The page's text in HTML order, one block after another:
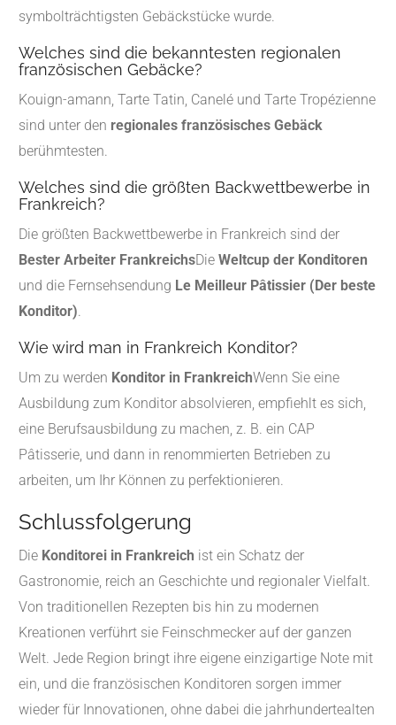
symbolträchtigsten Gebäckstücke wurde.
Welches sind die bekanntesten regionalen
französischen Gebäcke?
Kouign-amann, Tarte Tatin, Canelé und Tarte Tropézienne
sind unter den regionales französisches Gebäck
berühmtesten.
Welches sind die größten Backwettbewerbe in
Frankreich?
Die größten Backwettbewerbe in Frankreich sind der
Bester Arbeiter FrankreichsDie Weltcup der Konditoren
und die Fernsehsendung Le Meilleur Pâtissier (Der beste
Konditor)
Wie wird man in Frankreich Konditor?
Um zu werden Konditor in FrankreichWenn Sie eine
Ausbildung zum Konditor absolvieren, empfiehlt es sich,
eine Berufsausbildung zu machen, z. B. ein CAP
Pâtisserie, und dann in renommierten Betrieben zu
arbeiten, um Ihr Können zu perfektionieren.
Schlussfolgerung
Die Konditorei in Frankreich ist ein Schatz der
Gastronomie, reich an Geschichte und regionaler Vielfalt.
Von traditionellen Rezepten bis hin zu modernen
Kreationen verführt sie Feinschmecker auf der ganzen
Welt. Jede Region bringt ihre eigene einzigartige Note mit
ein, und die französischen Konditoren sorgen immer
wieder für Innovationen, ohne dabei die jahrhundertealten